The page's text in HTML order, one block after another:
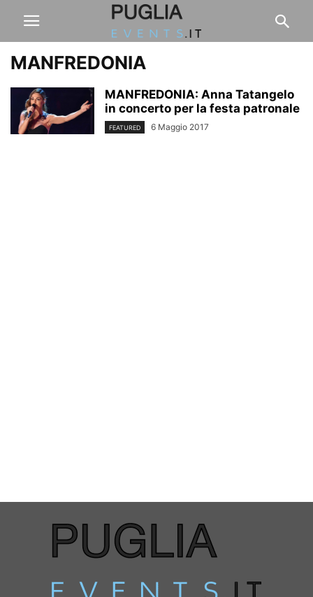
MANFREDONIA
MANFREDONIA: Anna Tatangelo
in concerto per la festa patronale
FEATURED 6 Maggio 2017